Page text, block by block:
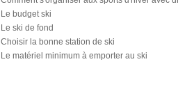
Le budget ski
Le ski de fond
Choisir la bonne station de ski
Le matériel minimum à emporter au ski